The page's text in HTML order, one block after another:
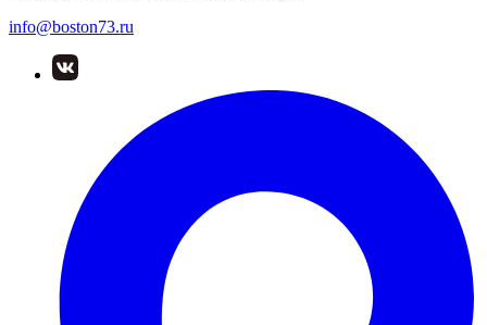
info@boston73.ru